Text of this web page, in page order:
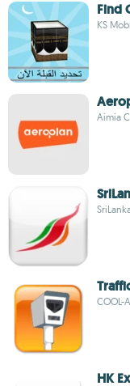
Find
KS
Aimia
COOL-
HK